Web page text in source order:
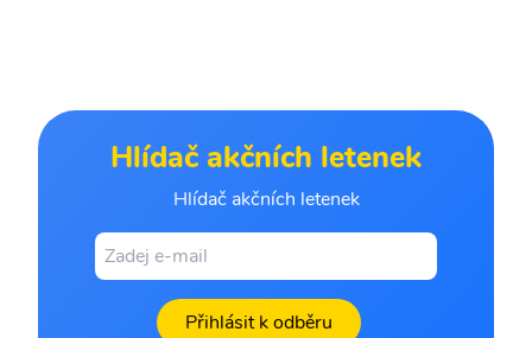
Hlídač akčních letenek
Hlídač akčních letenek
Přihlásit k odběru